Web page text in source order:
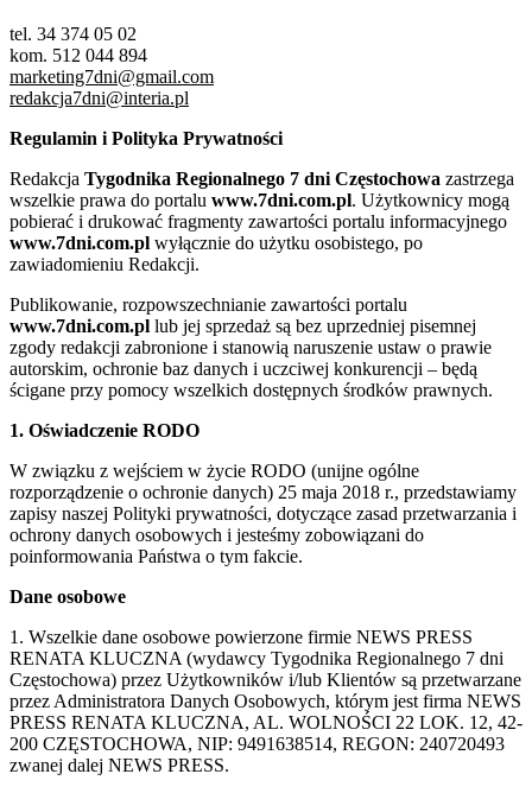
tel. 34 374 05 02
kom. 512 044 894
marketing7dni@gmail.com
redakcja7dni@interia.pl
Regulamin i Polityka Prywatności
Redakcja Tygodnika Regionalnego 7 dni Częstochowa zastrzega
wszelkie prawa do portalu www.7dni.com.pl. Użytkownicy mogą
pobierać i drukować fragmenty zawartości portalu informacyjnego
www.7dni.com.pl wyłącznie do użytku osobistego, po
zawiadomieniu Redakcji.
Publikowanie, rozpowszechnianie zawartości portalu
www.7dni.com.pl lub jej sprzedaż są bez uprzedniej pisemnej
zgody redakcji zabronione i stanowią naruszenie ustaw o prawie
autorskim, ochronie baz danych i uczciwej konkurencji – będą
ścigane przy pomocy wszelkich dostępnych środków prawnych.
1. Oświadczenie RODO
W związku z wejściem w życie RODO (unijne ogólne
rozporządzenie o ochronie danych) 25 maja 2018 r., przedstawiamy
zapisy naszej Polityki prywatności, dotyczące zasad przetwarzania i
ochrony danych osobowych i jesteśmy zobowiązani do
poinformowania Państwa o tym fakcie.
Dane osobowe
1. Wszelkie dane osobowe powierzone firmie NEWS PRESS
RENATA KLUCZNA (wydawcy Tygodnika Regionalnego 7 dni
Częstochowa) przez Użytkowników i/lub Klientów są przetwarzane
przez Administratora Danych Osobowych, którym jest firma NEWS
PRESS RENATA KLUCZNA, AL. WOLNOŚCI 22 LOK. 12, 42-
200 CZĘSTOCHOWA, NIP: 9491638514, REGON: 240720493
zwanej dalej NEWS PRESS.